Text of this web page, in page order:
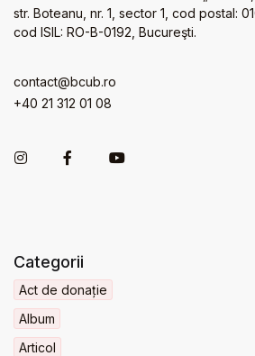
str. Boteanu, nr. 1, sector 1, cod postal:
cod ISIL: RO-B-0192, Bucureşti.
contact@bcub.ro
+40 21 312 01 08
Categorii
Act de donație
Album
Articol